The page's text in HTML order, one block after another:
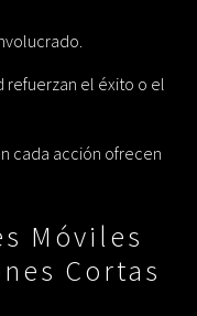
refuerzan el éxito o el
cada acción ofrecen
Móviles
Cortas